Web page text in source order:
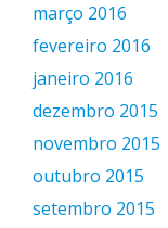
março 2016
fevereiro 2016
janeiro 2016
dezembro 2015
novembro 2015
outubro 2015
setembro 2015